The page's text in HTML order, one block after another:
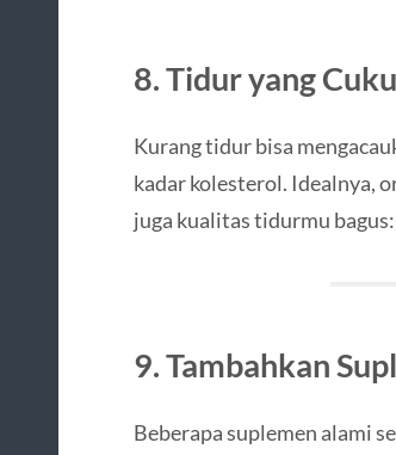
8. Tidur yang
Kurang tidur bisa
kadar kolesterol. Idealnya,
juga kualitas tidurmu
9. Tambahkan
Beberapa suplemen alami